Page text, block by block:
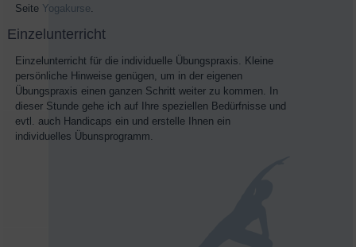
Seite Yogakurse
Einzelunterricht
Einzelunterricht für die individuelle Übungspraxis. Kleine
persönliche Hinweise genügen, um in der eigenen
Übungspraxis einen ganzen Schritt weiter zu kommen. In
dieser Stunde gehe ich auf Ihre speziellen Bedürfnisse und
evtl. auch Handicaps ein und erstelle Ihnen ein
individuelles Übunsprogramm.